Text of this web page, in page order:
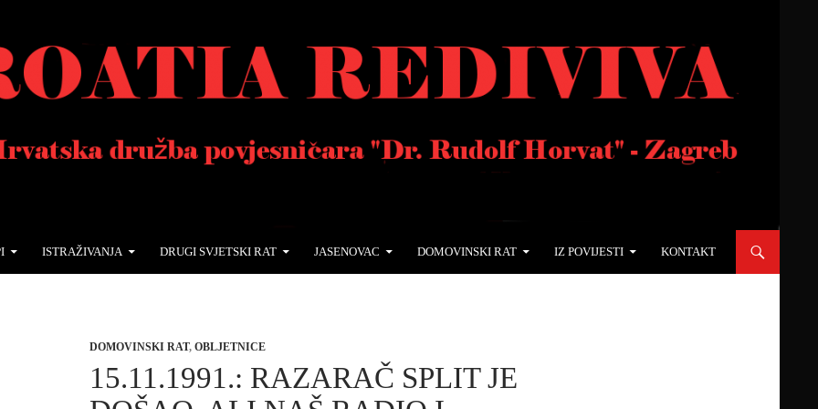
ISTRAŽIVANJA DRUGI SVJETSKI RAT JASENOVAC DOMOVINSKI RAT IZ POVIJESTI KONTAKT
DOMOVINSKI RAT, OBLJETNICE
15.11.1991.: RAZARAČ SPLIT JE